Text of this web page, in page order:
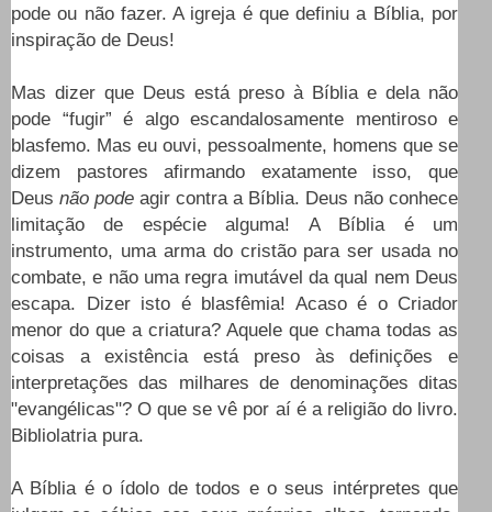
pode ou não fazer. A igreja é que definiu a Bíblia, por
inspiração de Deus!
Mas dizer que Deus está preso à Bíblia e dela não
pode “fugir” é algo escandalosamente mentiroso e
blasfemo. Mas eu ouvi, pessoalmente, homens que se
dizem pastores afirmando exatamente isso, que
Deus não pode agir contra a Bíblia. Deus não conhece
limitação de espécie alguma! A Bíblia é um
instrumento, uma arma do cristão para ser usada no
combate, e não uma regra imutável da qual nem Deus
escapa. Dizer isto é blasfêmia! Acaso é o Criador
menor do que a criatura? Aquele que chama todas as
coisas a existência está preso às definições e
interpretações das milhares de denominações ditas
"evangélicas"? O que se vê por aí é a religião do livro.
Bibliolatria pura.
A Bíblia é o ídolo de todos e o seus intérpretes que